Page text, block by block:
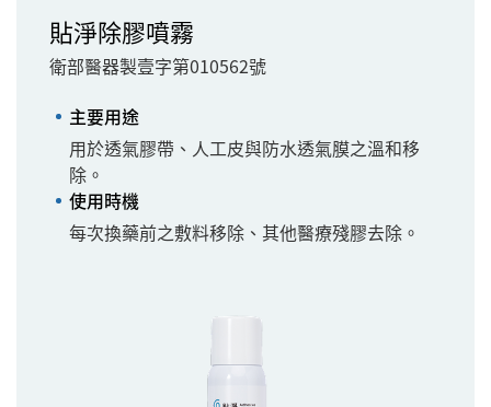
貼淨除膠噴霧
衛部醫器製壹字第010562號
主要用途
用於透氣膠帶、人工皮與防水透氣膜之溫和移
除。
使用時機
每次換藥前之敷料移除、其他醫療殘膠去除。